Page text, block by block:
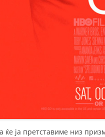
ќе ја претставиме низ